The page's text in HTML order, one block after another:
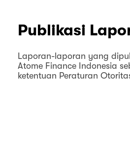
Publikasi
Laporan-laporan yang
Atome Finance Indonesia
ketentuan Peraturan